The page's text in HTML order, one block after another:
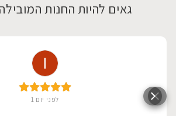
גאים להיות החנות
לפני יום 1